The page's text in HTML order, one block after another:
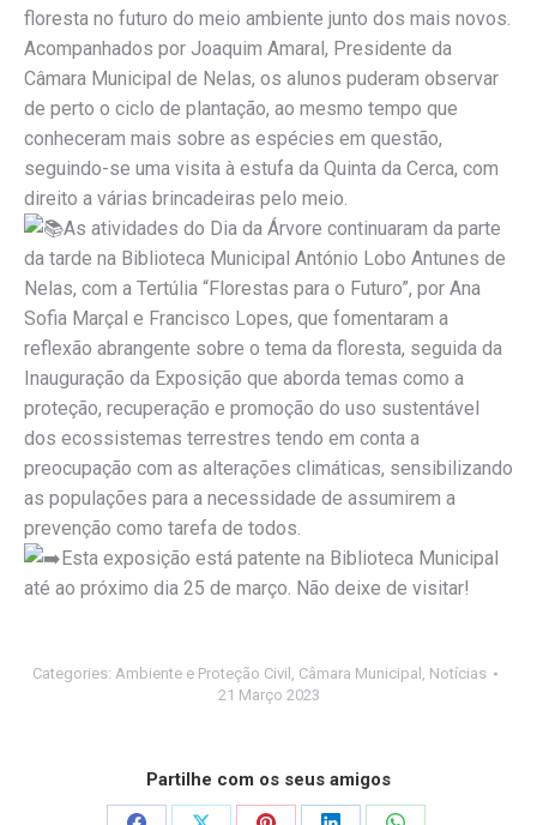
floresta no futuro do meio ambiente junto dos mais novos.
Acompanhados por Joaquim Amaral, Presidente da
Câmara Municipal de Nelas, os alunos puderam observar
de perto o ciclo de plantação, ao mesmo tempo que
conheceram mais sobre as espécies em questão,
seguindo-se uma visita à estufa da Quinta da Cerca, com
direito a várias brincadeiras pelo meio.
As atividades do Dia da Árvore continuaram da parte
da tarde na Biblioteca Municipal António Lobo Antunes de
Nelas, com a Tertúlia “Florestas para o Futuro”, por Ana
Sofia Marçal e Francisco Lopes, que fomentaram a
reflexão abrangente sobre o tema da floresta, seguida da
Inauguração da Exposição que aborda temas como a
proteção, recuperação e promoção do uso sustentável
dos ecossistemas terrestres tendo em conta a
preocupação com as alterações climáticas, sensibilizando
as populações para a necessidade de assumirem a
prevenção como tarefa de todos.
Esta exposição está patente na Biblioteca Municipal
até ao próximo dia 25 de março. Não deixe de visitar!
Categories: Ambiente e Proteção Civil , Câmara Municipal , Notícias
21 Março 2023
Partilhe com os seus amigos